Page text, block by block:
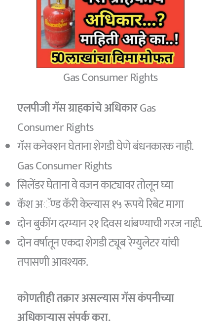
Gas Consumer Rights
एलपीजी गॅस ग्राहकांचे अधिकारGas
Consumer Rights
गॅस कनेक्शन घेताना शेगडी घेणे बंधनकारक नाही.
Gas Consumer Rights
सिलेंडर घेताना वे वजन काट्यावर तोलून घ्या
कॅश अॅण्ड कॅरी केल्यास १५ रूपये रिबेट मागा
दोन बुकींग दरम्यान २१ दिवस थांबण्याची गरज नाही.
दोन वर्षातून एकदा शेगडी ट्यूब रेग्युलेटर यांची
तपासणी आवश्यक.
कोणतीही तक्रार असल्यास गॅस कंपनीच्या
अधिकार्‍यास संपर्क करा.